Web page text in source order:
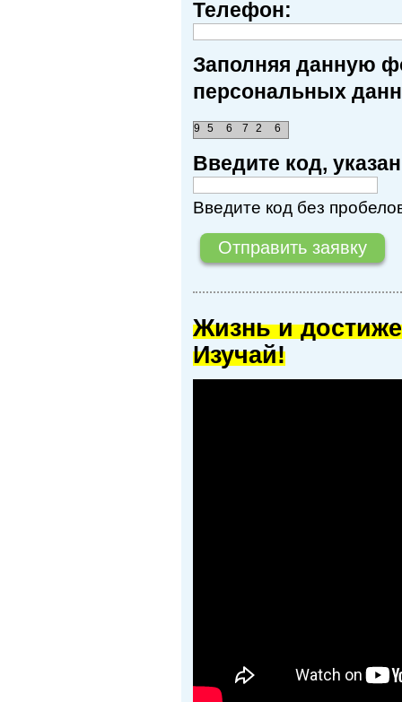
Телефон:
Заполняя данную
персональных
6
7 2
6
9 5
Введите код,
Введите код без
Жизнь и
Изучай!